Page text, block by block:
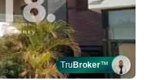
TruBroker™